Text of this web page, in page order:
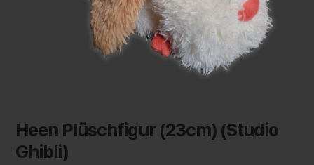
Heen Plüschfigur (23cm) (Studio
Ghibli)